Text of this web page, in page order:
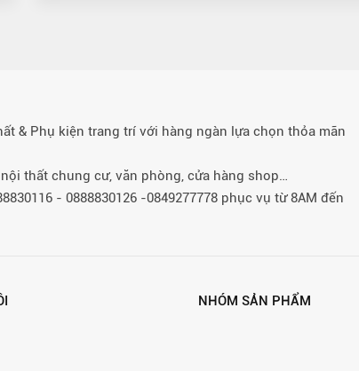
& Phụ kiện trang trí với hàng ngàn lựa chọn thỏa mãn
thất chung cư, văn phòng, cửa hàng shop…
- 0888830126 -0849277778 phục vụ từ 8AM đến
NHÓM SẢN PHẨM